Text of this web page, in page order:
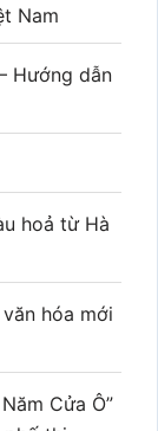
Nam
Hướng dẫn
hoả từ Hà
hóa mới
Cửa Ô”